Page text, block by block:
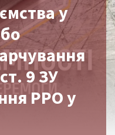
у
9 ЗУ
РРО у